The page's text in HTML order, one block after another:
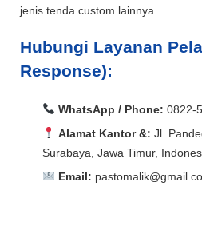
jenis tenda custom lainnya.
Hubungi Layanan
Response):
WhatsApp / Phone: 0822-
Alamat Kantor &: Jl.
Surabaya, Jawa Timur,
Email: